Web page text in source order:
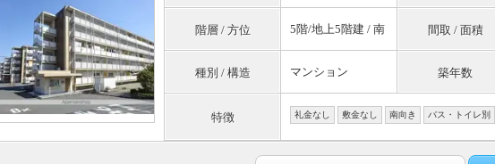
階層 / 方位 5階/地上5階建 / 南 間取 / 面積
種別 / 構造 マンション 築年数
特徴 礼金なし 敷金なし 南向き バス・トイレ別